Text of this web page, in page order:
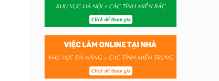
Nhà hàng Phủi Quán
– hỗ trợ ăn ở
Quán bánh đa cua
Tuyển nhân viên bán hàng